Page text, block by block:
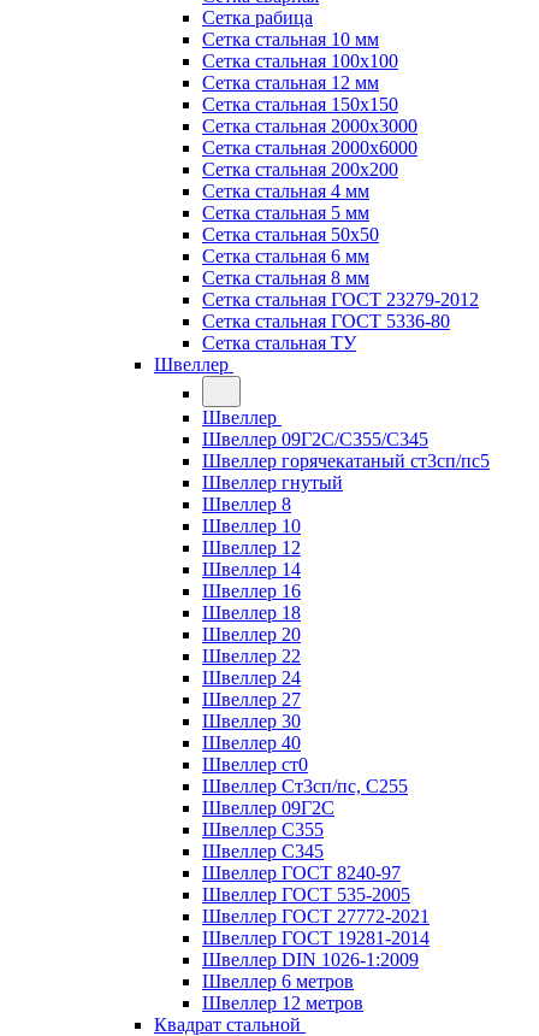
Сетка рабица
Сетка стальная 10 мм
Сетка стальная 100х100
Сетка стальная 12 мм
Сетка стальная 150х150
Сетка стальная 2000х3000
Сетка стальная 2000х6000
Сетка стальная 200х200
Сетка стальная 4 мм
Сетка стальная 5 мм
Сетка стальная 50х50
Сетка стальная 6 мм
Сетка стальная 8 мм
Сетка стальная ГОСТ 23279-2012
Сетка стальная ГОСТ 5336-80
Сетка стальная ТУ
Швеллер
Швеллер
Швеллер 09Г2С/С355/С345
Швеллер горячекатаный ст3сп/пс5
Швеллер гнутый
Швеллер 8
Швеллер 10
Швеллер 12
Швеллер 14
Швеллер 16
Швеллер 18
Швеллер 20
Швеллер 22
Швеллер 24
Швеллер 27
Швеллер 30
Швеллер 40
Швеллер ст0
Швеллер Ст3сп/пс, С255
Швеллер 09Г2С
Швеллер С355
Швеллер С345
Швеллер ГОСТ 8240-97
Швеллер ГОСТ 535-2005
Швеллер ГОСТ 27772-2021
Швеллер ГОСТ 19281-2014
Швеллер DIN 1026-1:2009
Швеллер 6 метров
Швеллер 12 метров
Квадрат стальной